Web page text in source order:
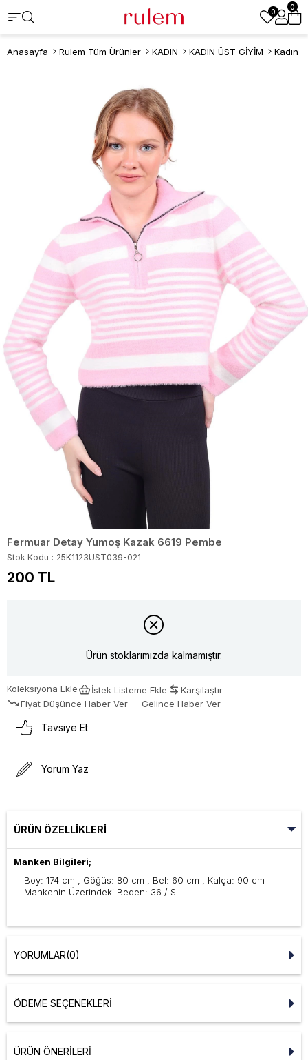
0
0
Anasayfa Rulem Tüm Ürünler KADIN KADIN ÜST GİYİM Kadın
Fermuar Detay Yumoş Kazak 6619 Pembe
Stok Kodu 25K1123UST039-021
200 TL
Ürün stoklarımızda kalmamıştır.
Koleksiyona Ekle İstek Listeme Ekle
Karşılaştır
Fiyat Düşünce Haber Ver
Gelince Haber Ver
Tavsiye Et
Yorum Yaz
ÜRÜN ÖZELLIKLERI
Manken Bilgileri;
Boy: 174 cm , Göğüs: 80 cm , Bel: 60 cm , Kalça: 90 cm
Mankenin Üzerindeki Beden: 36 / S
YORUMLAR(0)
ÖDEME SEÇENEKLERI
ÜRÜN ÖNERILERI